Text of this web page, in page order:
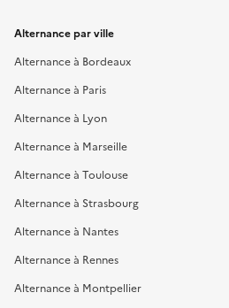
Alternance par ville
Alternance à Bordeaux
Alternance à Paris
Alternance à Lyon
Alternance à Marseille
Alternance à Toulouse
Alternance à Strasbourg
Alternance à Nantes
Alternance à Rennes
Alternance à Montpellier